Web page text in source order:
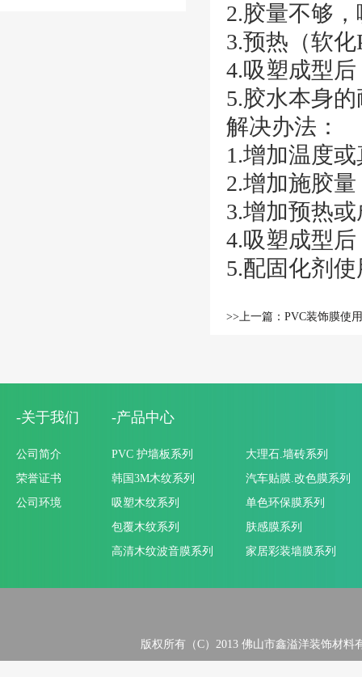
2.胶量不够
3.预热（软
4.吸塑成型
5.胶水本身
解决办法：
1.增加温度
2.增加施胶
3.增加预热
4.吸塑成型
5.配固化剂
-关于我们
公司简介
荣誉证书
公司环境
-产品中心
PVC 护墙板系列
韩国3M木纹系列
吸塑木纹系列
包覆木纹系列
高清木纹波音膜系列
大理石.墙砖系列
汽车贴膜.改色膜系列
单色环保膜系列
肤感膜系列
家居彩装墙膜系列
版权所有（C）2013 佛山市鑫溢洋装饰材料